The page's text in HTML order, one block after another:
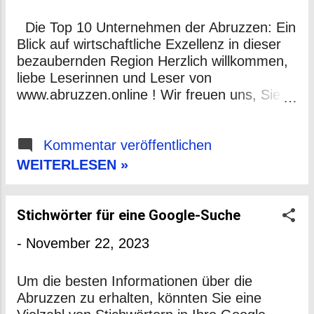
Naturliebhaber mit atemberaubender Flora
und Fauna. Historische Dörfer: Pittoreske
Ortschaften wie Santo Stefano di Sessanio
laden zum Verweilen ein. Monte Amaro: Der
höchste Gipfel der Abruzzen. L'Aquila: Die
Die Top 10 Unternehmen der Abruzzen: Ein
Blick auf wirtschaftliche Exzellenz in dieser
bezaubernden Region Herzlich willkommen,
liebe Leserinnen und Leser von
www.abruzzen.online ! Wir freuen uns, Sie
begrüßen zu dürfen. Diese malerische
Region in Mittelitalien ist nicht nur für ihre
Schätze bekannt, sondern beheimatet auch
eine Vielzahl von Unternehmen, die durch
Wirtschaftsförderung auffallen. Hier sind die
maßgeblichen Einfluss auf die Wirtschaft der
Abruzzen haben: De Cecco – Nudeln mit
Kommentar veröffentlichen
WEITERLESEN »
Stichwörter für eine Google-Suche
- November 22, 2023
Um die besten Informationen über die
Abruzzen zu erhalten, könnten Sie eine